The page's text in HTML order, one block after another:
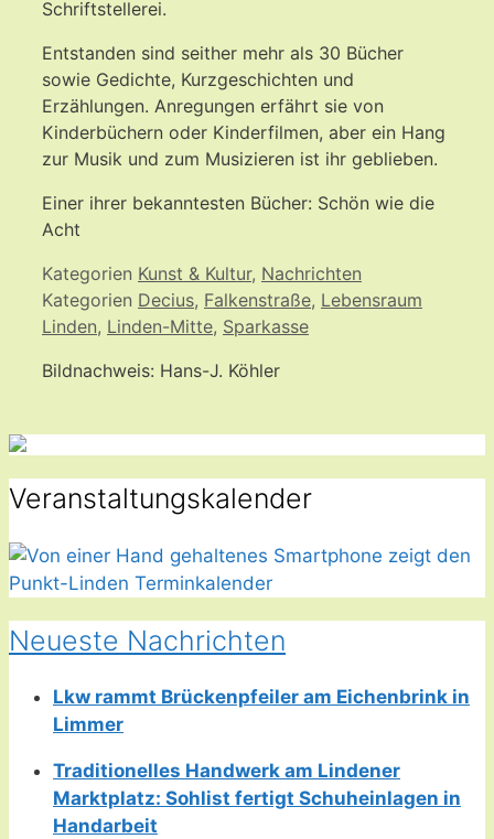
Schriftstellerei.
Entstanden sind seither mehr als 30 Bücher
sowie Gedichte, Kurzgeschichten und
Erzählungen. Anregungen erfährt sie von
Kinderbüchern oder Kinderfilmen, aber ein Hang
zur Musik und zum Musizieren ist ihr geblieben.
Einer ihrer bekanntesten Bücher: Schön wie die
Acht
Kategorien Kunst & Kultur, Nachrichten
Kategorien Decius, Falkenstraße, Lebensraum
Linden, Linden-Mitte, Sparkasse
Bildnachweis: Hans-J. Köhler
Veranstaltungskalender
Neueste Nachrichten
Lkw rammt Brückenpfeiler am Eichenbrink in
Limmer
Traditionelles Handwerk am Lindener
Marktplatz: Sohlist fertigt Schuheinlagen in
Handarbeit